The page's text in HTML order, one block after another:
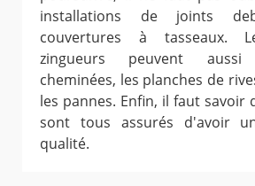
installations de joints
couvertures à tasseaux.
zingueurs peuvent
cheminées, les planches de
les pannes. Enfin, il faut savoir
sont tous assurés d'avoir
qualité.